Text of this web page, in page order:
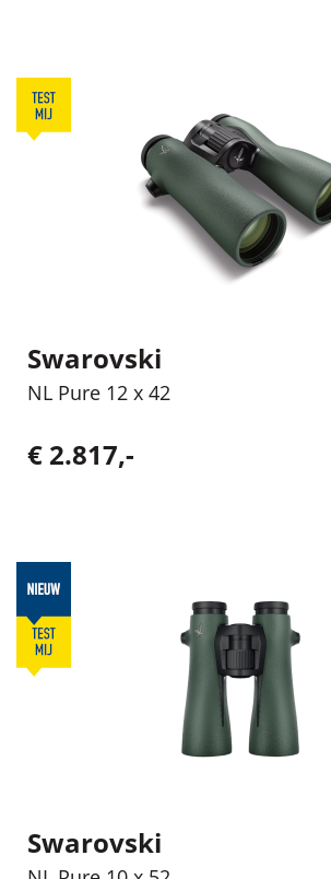
Swarovski
NL Pure 12 x 42
€ 2.817,-
Swarovski